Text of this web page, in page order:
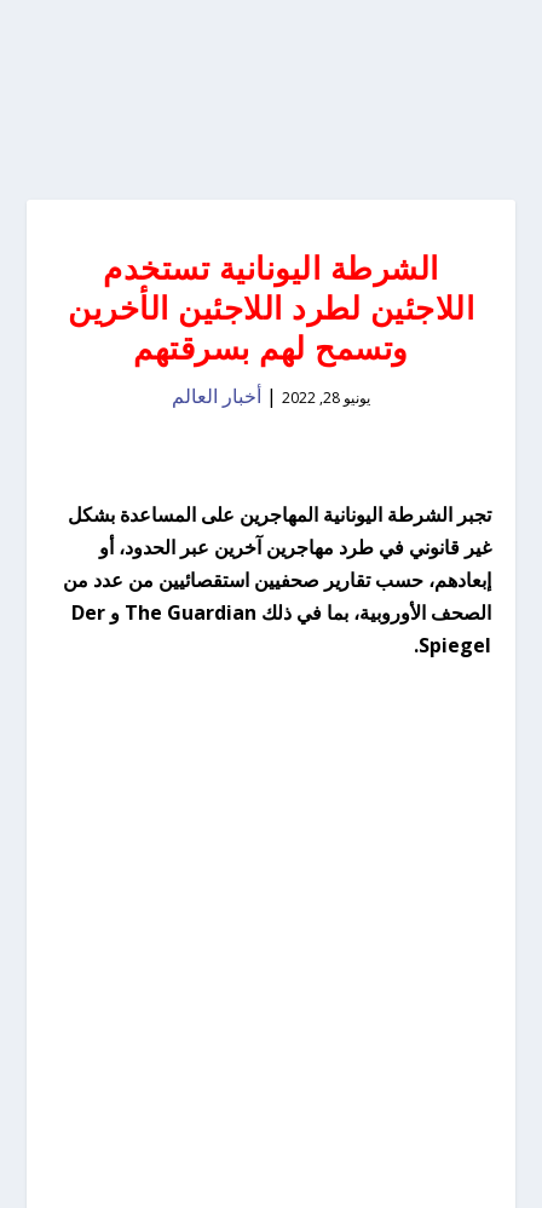
الشرطة اليونانية تستخدم
اللاجئين لطرد اللاجئين الأخرين
وتسمح لهم بسرقتهم
يونيو 28, 2022 | أخبار العالم
تجبر الشرطة اليونانية المهاجرين على المساعدة بشكل
غير قانوني في طرد مهاجرين آخرين عبر الحدود، أو
إبعادهم، حسب تقارير صحفيين استقصائيين من عدد من
الصحف الأوروبية، بما في ذلك The Guardian و Der
Spiegel.